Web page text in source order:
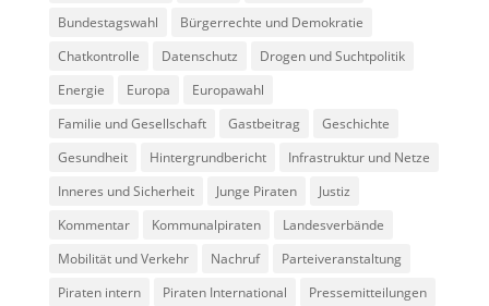
Bundestagswahl
Bürgerrechte und Demokratie
Chatkontrolle
Datenschutz
Drogen und Suchtpolitik
Energie
Europa
Europawahl
Familie und Gesellschaft
Gastbeitrag
Geschichte
Gesundheit
Hintergrundbericht
Infrastruktur und Netze
Inneres und Sicherheit
Junge Piraten
Justiz
Kommentar
Kommunalpiraten
Landesverbände
Mobilität und Verkehr
Nachruf
Parteiveranstaltung
Piraten intern
Piraten International
Pressemitteilungen